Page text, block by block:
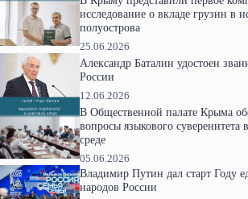
исследование о вкладе грузин в
полуострова
25.06.2026
Александр Баталин удостоен
России
12.06.2026
В Общественной палате Крыма
вопросы языкового суверенитета
среде
05.06.2026
Владимир Путин дал старт Году
народов России